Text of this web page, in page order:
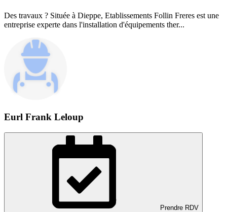
Des travaux ? Située à Dieppe, Etablissements Follin Freres est une
entreprise experte dans l'installation d'équipements ther...
Eurl Frank Leloup
Prendre RDV